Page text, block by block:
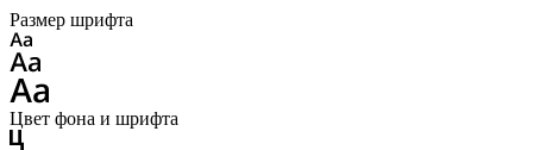
Размер шрифта
Цвет фона и шрифта